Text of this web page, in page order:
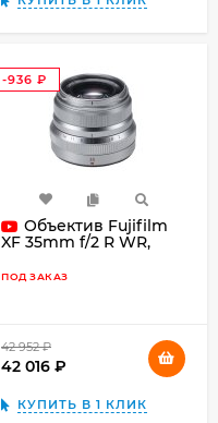
-936
Объектив Fujifilm
XF 35mm f/2 R WR,
ПОД ЗАКАЗ
42 952
42 016
КУПИТЬ В 1 КЛИК